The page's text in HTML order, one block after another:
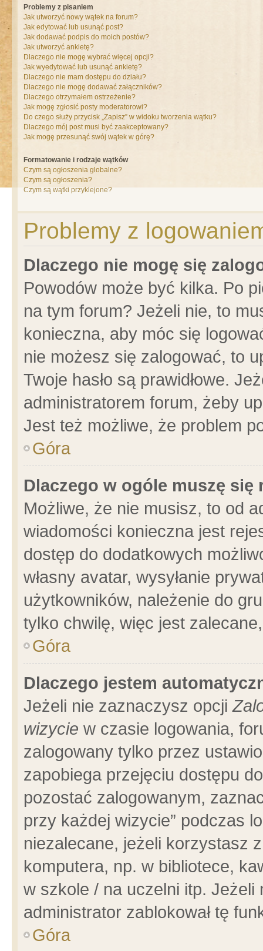
Problemy z pisaniem
Jak utworzyć nowy wątek na forum?
Jak edytować lub usunąć post?
Jak dodawać podpis do moich postów?
Jak utworzyć ankietę?
Dlaczego nie mogę wybrać więcej opcji?
Jak wyedytować lub usunąć ankietę?
Dlaczego nie mam dostępu do działu?
Dlaczego nie mogę dodawać załączników?
Dlaczego otrzymałem ostrzeżenie?
Jak mogę zgłosić posty moderatorowi?
Do czego służy przycisk „Zapisz” w widoku tworzenia wątku?
Dlaczego mój post musi być zaakceptowany?
Jak mogę przesunąć swój wątek w górę?
Formatowanie i rodzaje wątków
Czym są ogłoszenia globalne?
Czym są ogłoszenia?
Czym są wątki przyklejone?
Problemy z
Dlaczego nie mogę się
Powodów może być kilka. Po
na tym forum? Jeżeli nie, to
konieczna, aby móc się
nie możesz się zalogować, to
Twoje hasło są prawidłowe.
administratorem forum, żeby
Jest też możliwe, że problem
Góra
Dlaczego w ogóle muszę się
Możliwe, że nie musisz, to od
wiadomości konieczna jest
dostęp do dodatkowych
własny avatar, wysyłanie
użytkowników, należenie do
tylko chwilę, więc jest
Góra
Dlaczego jestem
Jeżeli nie zaznaczysz opcji
wizycie w czasie logowania,
zalogowany tylko przez
zapobiega przejęciu dostępu
pozostać zalogowanym,
przy każdej wizycie” podczas
niezalecane, jeżeli korzystasz
komputera, np. w bibliotece,
w szkole / na uczelni itp.
administrator zablokował tę
Góra